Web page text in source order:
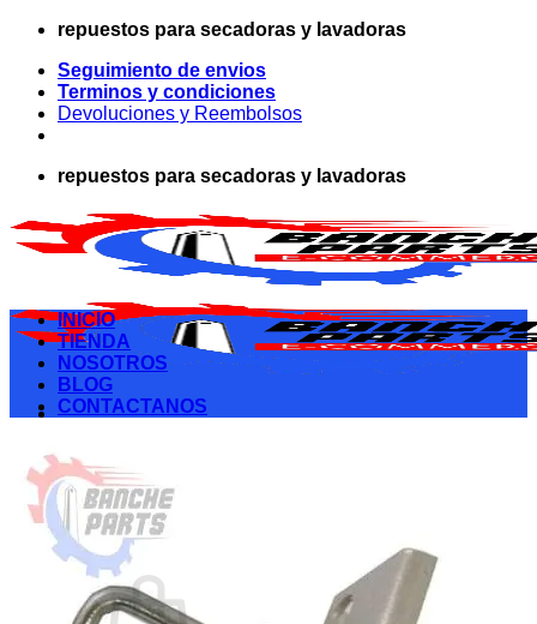
Saltar
contenido
repuestos para secadoras y lavadoras
Seguimiento de envios
Terminos y condiciones
Devoluciones y Reembolsos
repuestos para secadoras y lavadoras
Buscar
por:
Acceder
Carrito /
INICIO
TIENDA
NOSOTROS
BLOG
CONTACTANOS